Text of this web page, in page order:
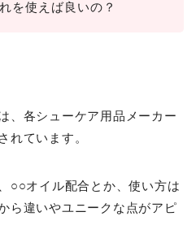
を使えば良いの？
、各シューケア用品メーカー
れています。
○○オイル配合とか、使い方は
ら違いやユニークな点がアピ